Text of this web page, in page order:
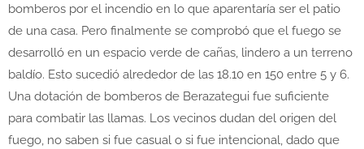
bomberos por el incendio en lo que aparentaría ser el patio
de una casa. Pero finalmente se comprobó que el fuego se
desarrolló en un espacio verde de cañas, lindero a un terreno
baldío. Esto sucedió alrededor de las 18.10 en 150 entre 5 y 6.
Una dotación de bomberos de Berazategui fue suficiente
para combatir las llamas. Los vecinos dudan del origen del
fuego, no saben si fue casual o si fue intencional, dado que